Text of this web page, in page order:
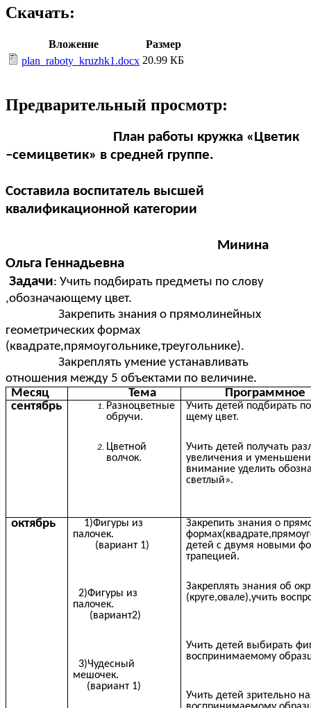
Скачать:
Вложение
Размер
plan_raboty_kruzhk1.docx 20.99 КБ
Предварительный просмотр:
План работы кружка «Цветик
–семицветик» в средней группе.
Составила воспитатель высшей
квалификационной категории
Минина
Ольга Геннадьевна
Задачи: Учить подбирать предметы по слову
,обозначающему цвет.
Закрепить знания о прямолинейных
геометрических формах
(квадрате,прямоугольнике,треугольнике).
Закреплять умение устанавливать
отношения между 5 объектами по величине.
Месяц
Тема
Программное
сентябрь
Разноцветные
обручи.
Цветной
волчок.
Учить детей подбирать
щему цвет.
Учить детей получать
увеличения и
внимание уделить
светлый».
октябрь
1)Фигуры из
палочек.
(вариант 1)
2)Фигуры из
палочек.
(вариант2)
3)Чудесный
мешочек.
(вариант 1)
Закрепить знания о
детей с двумя новыми
трапецией.
Закреплять знания об
(круге,овале),учить
Учить детей выбирать
воспринимаемому
Учить детей зрительно